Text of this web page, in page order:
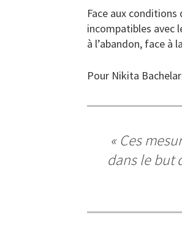
Face aux
incompatibles avec
à l’abandon, face à
Pour Nikita
« Ces
dans le but